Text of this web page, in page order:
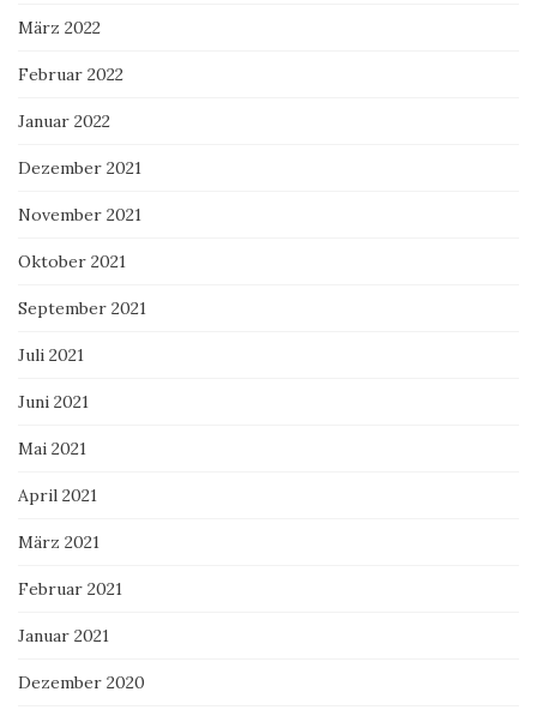
März 2022
Februar 2022
Januar 2022
Dezember 2021
November 2021
Oktober 2021
September 2021
Juli 2021
Juni 2021
Mai 2021
April 2021
März 2021
Februar 2021
Januar 2021
Dezember 2020